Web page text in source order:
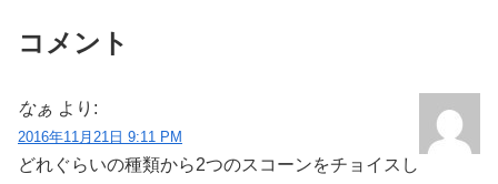
コメント
なぁ より:
2016年11月21日 9:11 PM
どれぐらいの種類から2つのスコーンをチョイスし